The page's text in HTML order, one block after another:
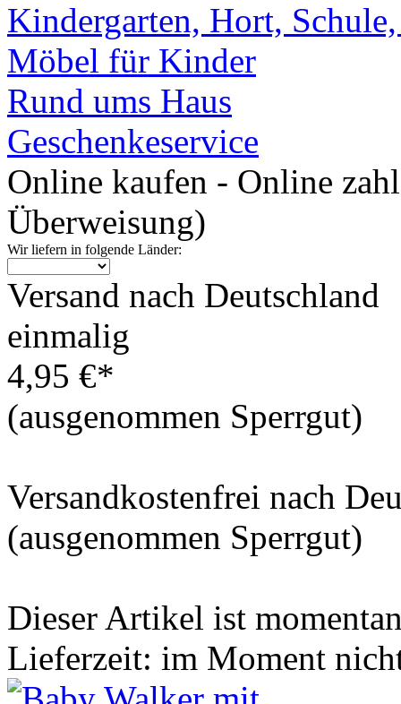
Kindergarten, Hort,
Möbel für Kinder
Rund ums Haus
Geschenkeservice
Online kaufen - Online
Überweisung)
Wir liefern in folgende Länder:
Versand nach Deutschland
einmalig
4,95 €*
(ausgenommen Sperrgut)
Versandkostenfrei nach
(ausgenommen Sperrgut)
Dieser Artikel ist
Lieferzeit: im Moment